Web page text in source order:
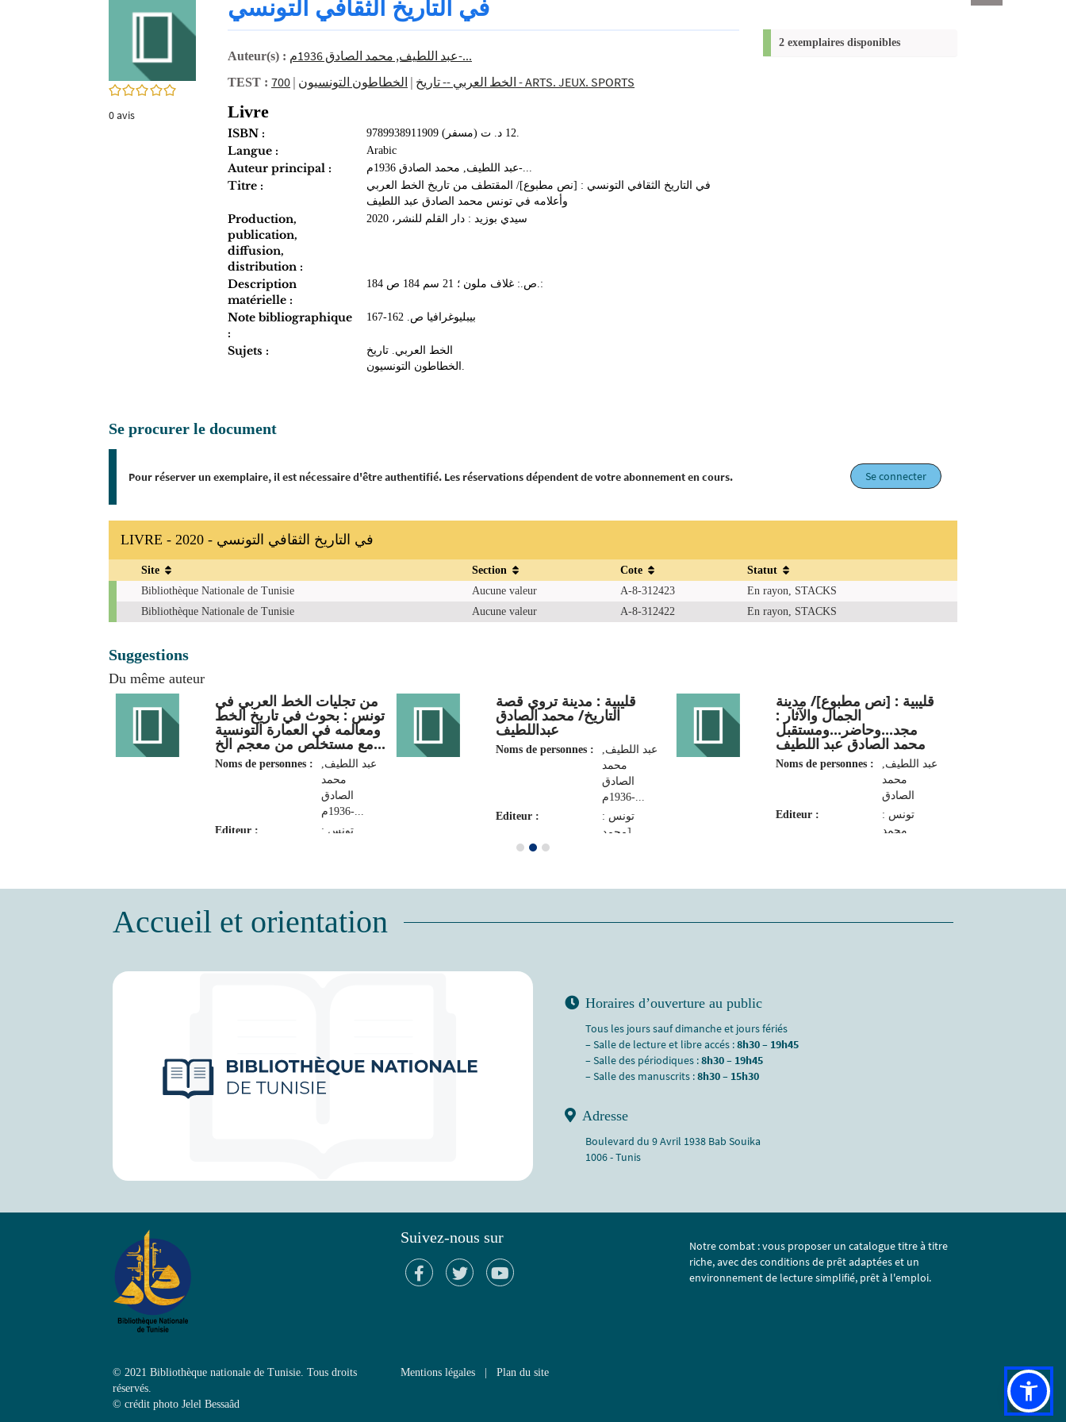
0/5
0avis
في التاريخ الثقافي التونسي
Auteur(s) : عبد اللطيف, محمد الصادق 1936م-...
TEST : الخط العربي -- تاريخ | الخطاطون التونسيون | 700 - ARTS. JEUX. SPORTS
Livre
ISBN : 9789938911909 (مسفر‏) ‏12 د. ت.
Langue : Arabic
Auteur principal : عبد اللطيف, محمد الصادق 1936م-...
Titre :
في التاريخ الثقافي التونسي : [نص مطبوع]‏‏‏‏/ ‏المقتطف من تاريخ الخط العربي
وأعلامه في تونس ‏محمد الصادق عبد اللطيف
Production,
publication,
diffusion,
distribution :
سيدي بوزيد : ‏دار القلم للنشر، ‏2020‏
Description
matérielle :
184 ص.: غلاف ملون‏ ؛ ‏21 سم 184 ص.:
Note bibliographique
:
بيبليوغرافيا ص. 162-167
Sujets :
الخط العربي. تاريخ
الخطاطون التونسيون.
2 exemplaires disponibles
Se procurer le document
Pour réserver un exemplaire, il est nécessaire d'être authentifié. Les réservations dépendent de votre abonnement en cours. Se connecter
LIVRE - 2020 - في التاريخ الثقافي التونسي
Exemplaires
Site Section Cote
Statut
Bibliothèque Nationale de Tunisie
Aucune valeur A-8-312423
En rayon, STACKS
Bibliothèque Nationale de Tunisie
Aucune valeur A-8-312422 En rayon, STACKS
Suggestions
Du même auteur
قليبية : مدينة تروي قصة
التاريخ/ محمد الصادق
عبداللطيف
Noms de personnes :
عبد اللطيف,
محمد
الصادق
1936م-...
Editeur :
تونس :
[محمد
قليبية : [نص مطبوع]/ مدينة
الجمال والآثار :
مجد...وحاضر...ومستقبل
محمد الصادق عبد اللطيف
Noms de personnes :
عبد اللطيف,
محمد
الصادق
Editeur :
تونس :
محمد
من تجليات الخط العربي في
تونس : بحوث في تاريخ الخط
ومعالمه في العمارة التونسية
مع مستخلص من معجم الخ...
Noms de personnes :
عبد اللطيف,
محمد
الصادق
1936م-...
Editeur :
تونس :
Accueil et orientation
Horaires d’ouverture au public
Tous les jours sauf dimanche et jours fériés
– Salle de lecture et libre accés :8h30 – 19h45
– Salle des périodiques :8h30 – 19h45
– Salle des manuscrits :8h30 – 15h30
Adresse
Boulevard du 9 Avril 1938 Bab Souika
1006 - Tunis
Suivez-nous sur
Notre combat : vous proposer un catalogue titre à titre
riche, avec des conditions de prêt adaptées et un
environnement de lecture simplifié, prêt à l'emploi.
© 2021 Bibliothèque nationale de Tunisie. Tous droits
réservés.
© crédit photo Jelel Bessaâd
Mentions légales Plan du site